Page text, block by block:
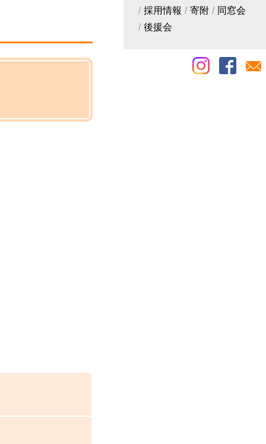
採用情報
寄附
同窓会
後援会